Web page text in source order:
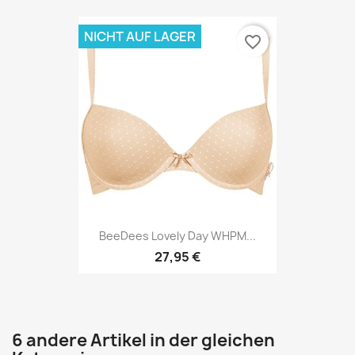
BeeDees Lovely Day WHPM...
27,95 €
NICHT AUF LAGER favorite_border
6 andere Artikel in der gleichen